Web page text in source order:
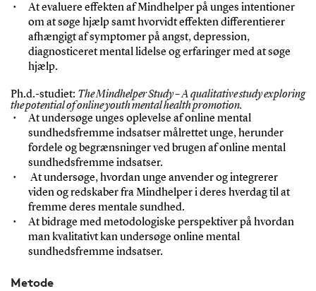
At evaluere effekten af Mindhelper på unges intentioner
om at søge hjælp samt hvorvidt effekten differentierer
afhængigt af symptomer på angst, depression,
diagnosticeret mental lidelse og erfaringer med at søge
hjælp.
Ph.d.-studiet: The Mindhelper Study – A qualitative study exploring
the potential of online youth mental health promotion.
At undersøge unges oplevelse af online mental
sundhedsfremme indsatser målrettet unge, herunder
fordele og begrænsninger ved brugen af online mental
sundhedsfremme indsatser.
At undersøge, hvordan unge anvender og integrerer
viden og redskaber fra Mindhelper i deres hverdag til at
fremme deres mentale sundhed.
At bidrage med metodologiske perspektiver på hvordan
man kvalitativt kan undersøge online mental
sundhedsfremme indsatser.
Metode